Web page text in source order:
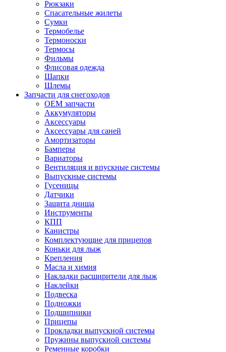
Рюкзаки
Спасательные жилеты
Сумки
Термобелье
Термоноски
Термосы
Фильмы
Флисовая одежда
Шапки
Шлемы
Запчасти для снегоходов
OEM запчасти
Аккумуляторы
Аксессуары
Аксессуары для саней
Амортизаторы
Бамперы
Вариаторы
Вентиляция и впускные системы
Выпускные системы
Гусеницы
Датчики
Защита днища
Инструменты
КПП
Канистры
Комплектующие для прицепов
Коньки для лыж
Крепления
Масла и химия
Накладки расширители для лыж
Наклейки
Подвеска
Подножки
Подшипники
Прицепы
Прокладки выпускной системы
Пружины выпускной системы
Ременные коробки